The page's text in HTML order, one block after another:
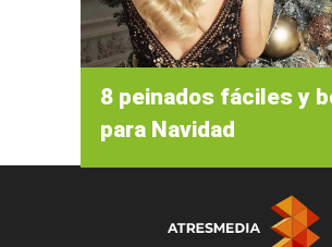
8 peinados fáciles y
para Navidad